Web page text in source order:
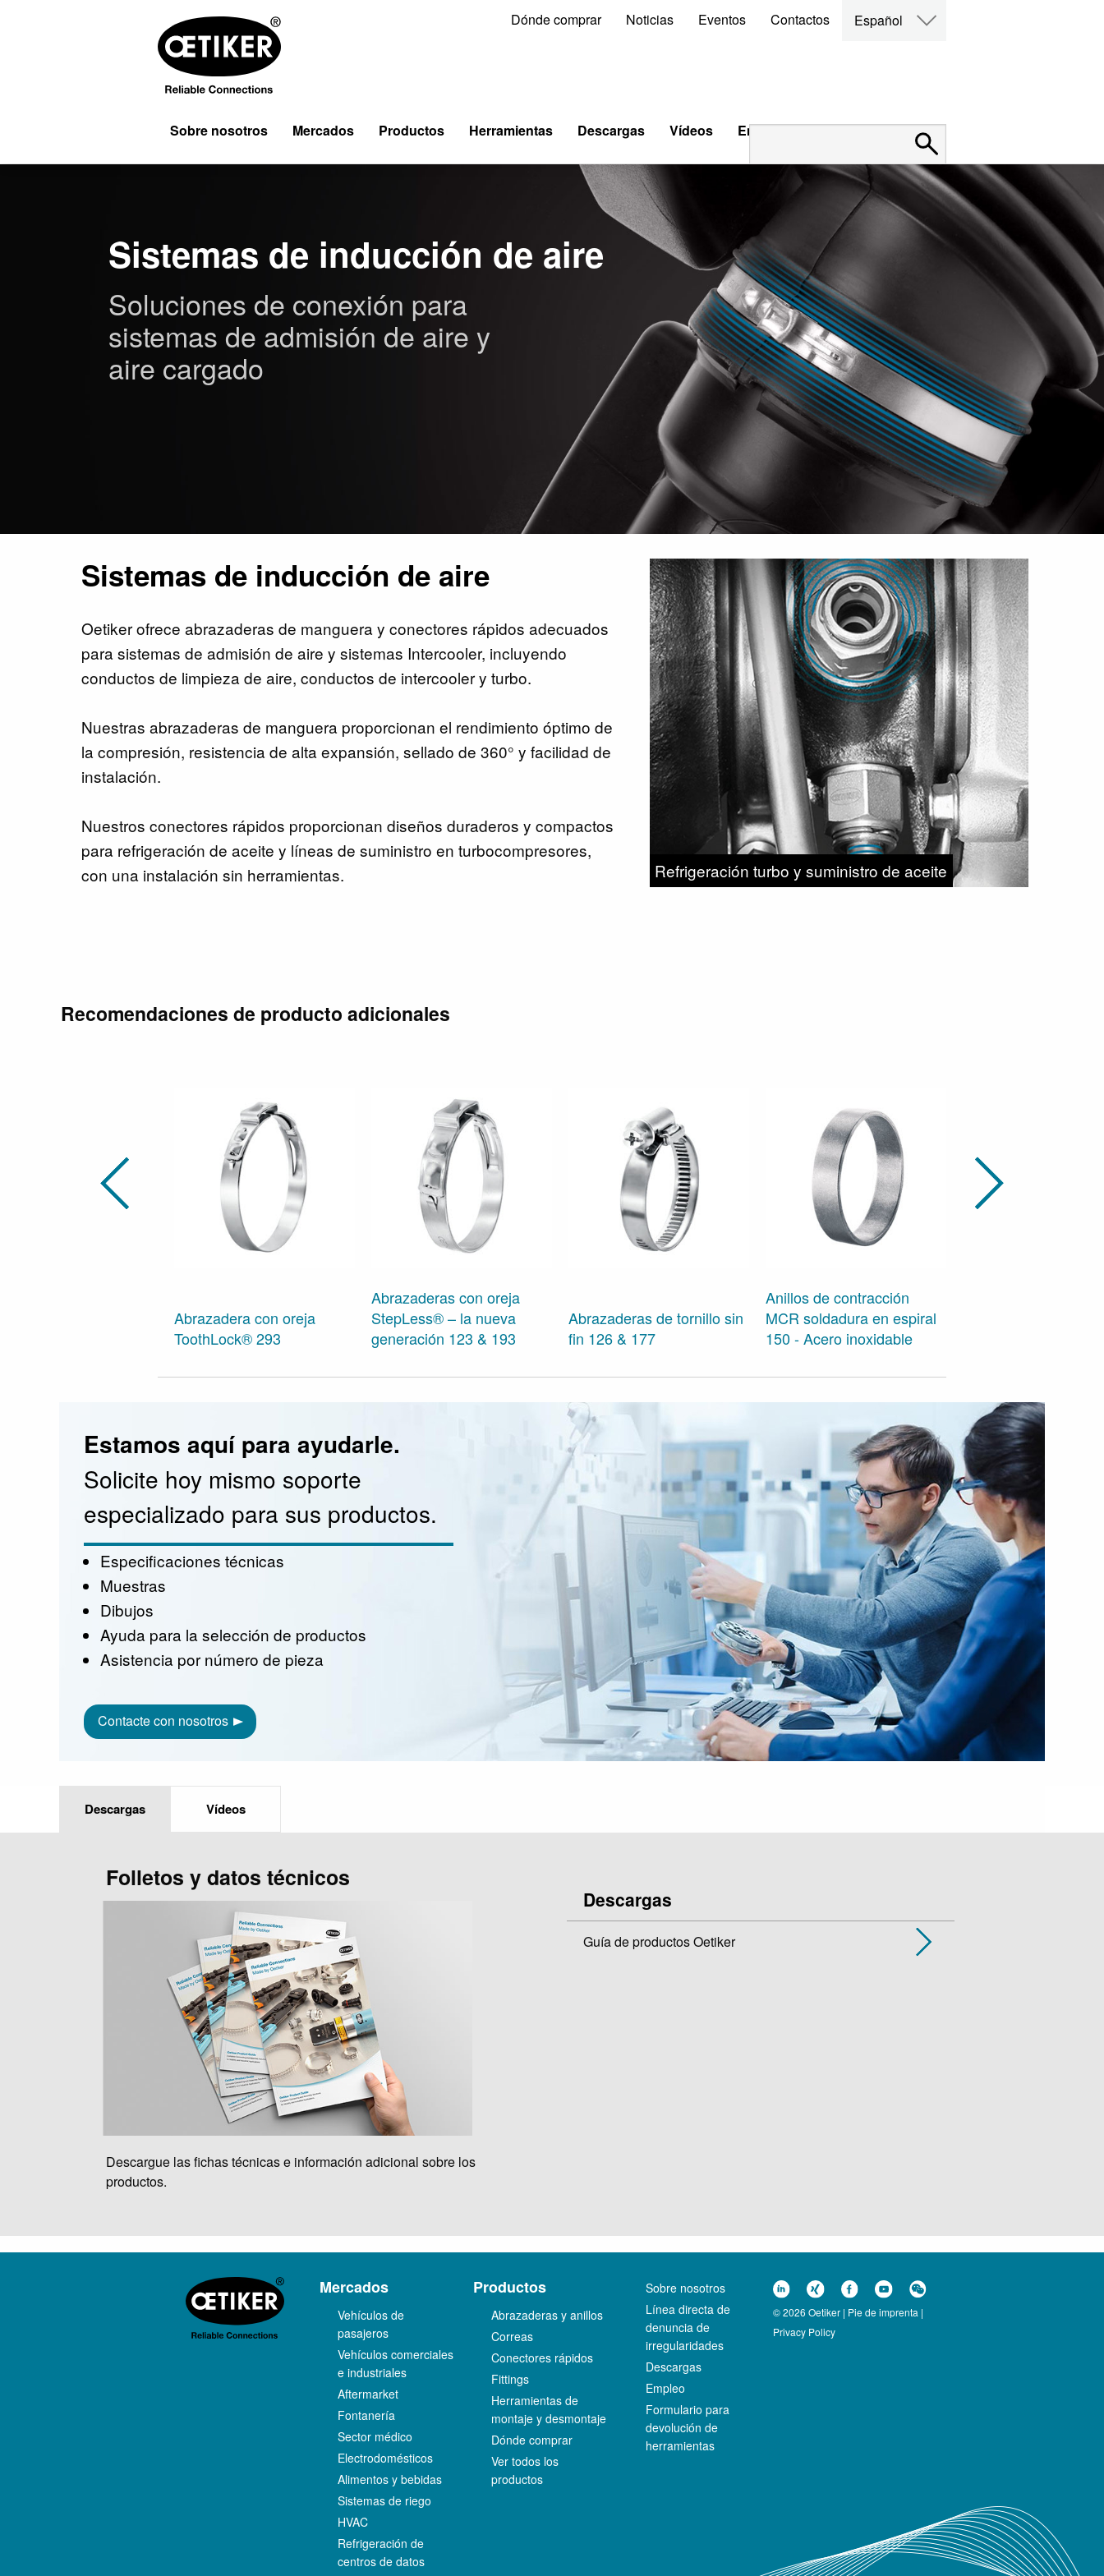
Dónde comprar Noticias Eventos Contactos Español
Sobre nosotros Mercados Productos Herramientas Descargas Vídeos Empleo
Sistemas de inducción de aire
Soluciones de conexión para
sistemas de admisión de aire y
aire cargado
Sistemas de inducción de aire
Oetiker ofrece abrazaderas de manguera y conectores rápidos adecuados
para sistemas de admisión de aire y sistemas Intercooler, incluyendo
conductos de limpieza de aire, conductos de intercooler y turbo.
Nuestras abrazaderas de manguera proporcionan el rendimiento óptimo de
la compresión, resistencia de alta expansión, sellado de 360° y facilidad de
instalación.
Nuestros conectores rápidos proporcionan diseños duraderos y compactos
para refrigeración de aceite y líneas de suministro en turbocompresores,
con una instalación sin herramientas.
Refrigeración turbo y suministro de aceite
Recomendaciones de producto adicionales
Abrazadera con oreja
ToothLock® 293
Abrazaderas con oreja
StepLess® – la nueva
generación 123 & 193
Abrazaderas de tornillo sin
fin 126 & 177
Anillos de contracción
MCR soldadura en espiral
150 - Acero inoxidable
Estamos aquí para ayudarle.
Solicite hoy mismo soporte
especializado para sus productos.
Especificaciones técnicas
Muestras
Dibujos
Ayuda para la selección de productos
Asistencia por número de pieza
Contacte con nosotros
Descargas Vídeos
Folletos y datos técnicos
Descargue las fichas técnicas e información adicional sobre los
productos.
Descargas
Guía de productos Oetiker
Mercados
Vehículos de
pasajeros
Vehículos comerciales
e industriales
Aftermarket
Fontanería
Sector médico
Electrodomésticos
Alimentos y bebidas
Sistemas de riego
HVAC
Refrigeración de
centros de datos
Productos
Abrazaderas y anillos
Correas
Conectores rápidos
Fittings
Herramientas de
montaje y desmontaje
Dónde comprar
Ver todos los
productos
Sobre nosotros
Línea directa de
denuncia de
irregularidades
Descargas
Empleo
Formulario para
devolución de
herramientas
© 2026 Oetiker | Pie de imprenta |
Privacy Policy